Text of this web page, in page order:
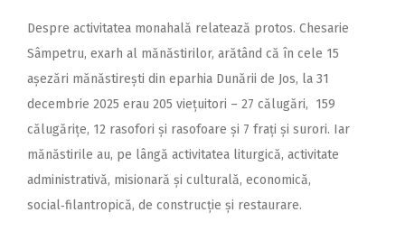
Despre activitatea monahală relatează protos. Chesarie
Sâmpetru, exarh al mănăstirilor, arătând că în cele 15
așezări mănăstirești din eparhia Dunării de Jos, la 31
decembrie 2025 erau 205 viețuitori – 27 călugări, 159
călugărițe, 12 rasofori și rasofoare și 7 frați și surori. Iar
mănăstirile au, pe lângă activitatea liturgică, activitate
administrativă, misionară și culturală, economică,
social‑filantropică, de construcție și restaurare.